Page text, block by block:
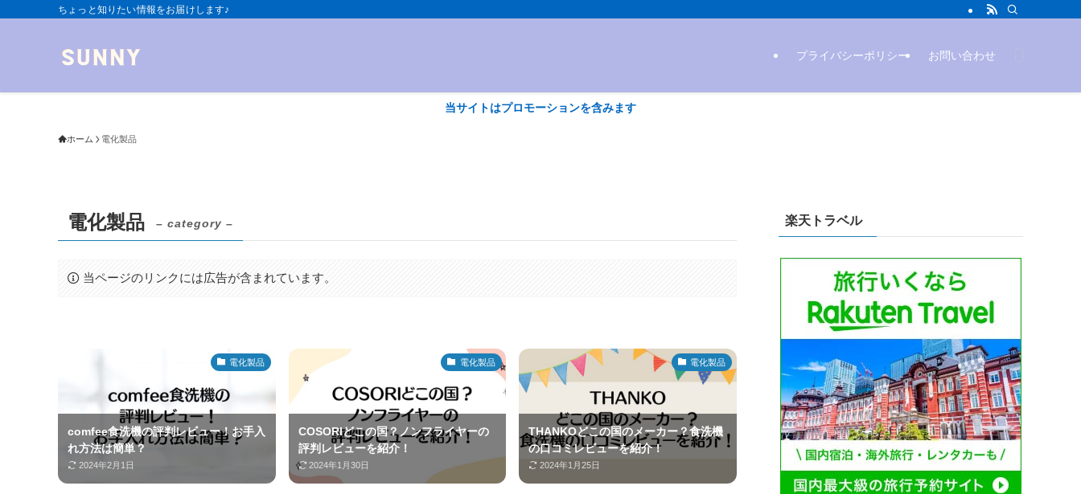
ちょっと知りたい情報をお届けします♪
プライバシーポリシー お問い合わせ
当サイトはプロモーションを含みます
ホーム 電化製品
電化製品 – category –
当ページのリンクには広告が含まれています。
電化製品
comfee食洗機の評判レビュー！お手入
れ方法は簡単？
2024年2月1日
電化製品
COSORIどこの国？ノンフライヤーの
評判レビューを紹介！
2024年1月30日
電化製品
THANKOどこの国のメーカー？食洗機
の口コミレビューを紹介！
2024年1月25日
楽天トラベル